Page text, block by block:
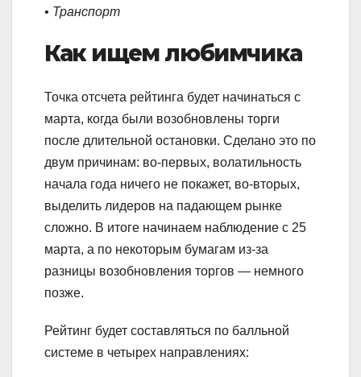
• Транспорт
Как ищем любимчика
Точка отсчета рейтинга будет начинаться с
марта, когда были возобновлены торги
после длительной остановки. Сделано это по
двум причинам: во-первых, волатильность
начала года ничего не покажет, во-вторых,
выделить лидеров на падающем рынке
сложно. В итоге начинаем наблюдение с 25
марта, а по некоторым бумагам из-за
разницы возобновления торгов — немного
позже.
Рейтинг будет составляться по балльной
системе в четырех направлениях: